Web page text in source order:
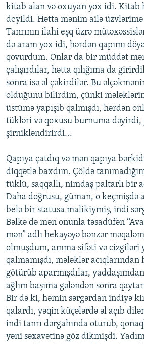
kitab alan və oxuyan yox idi. Kitab
deyildi. Hətta mənim ailə üzvlərimə
Tanrının ilahi eşq üzrə
də aram yox idi, hərdən qapımı
qovurdum. Onlar da bir müddət
çalışırdılar, hətta qılığıma da
sonra isə əl çəkirdilər. Bu
olduğunu bilirdim, çünki
üstümə yapışıb qalmışdı, hərdən
tükləri və qoxusu burnuma dəyirdi,
şirnikləndirirdi...
Qapıya çatdıq və mən qapıya
diqqətlə baxdım. Çöldə
tüklü, saqqallı, nimdaş paltarlı bir
Daha doğrusu, güman, o keçmişdə
belə bir statusa malikiymiş, indi
Bəlkə də mən onunla təsadüfən
mən” adlı hekayəyə bənzər
olmuşdum, amma sifəti və cizgiləri
qalmamışdı, mələklər
götürüb aparmışdılar,
ağlım başıma gələndən sonra
Bir də ki, həmin sərgərdan indiyə
qalardı, yəqin küçələrdə əl açıb
indi tanrı dərgahında oturub,
yəni səxavətinə göz dikmişdi.